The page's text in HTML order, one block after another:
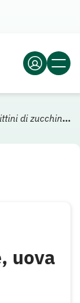
di zucchine, uova e feta
uova